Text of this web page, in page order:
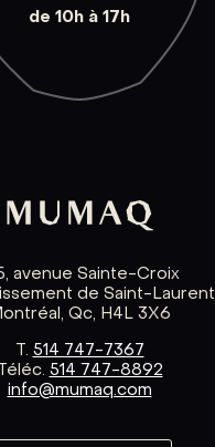
de 10h à 17h
avenue Sainte-Croix
de Saint-Laurent
Qc, H4L 3X6
T. 514 747-7367
514 747-8892
info@mumaq.com